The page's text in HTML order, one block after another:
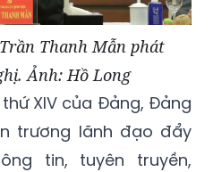
Thanh Mẫn phát
Ảnh: Hồ Long
XIV của Đảng, Đảng
trương lãnh đạo đẩy
tin, tuyên truyền,